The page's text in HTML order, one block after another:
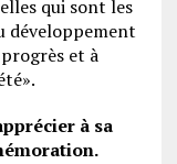
qui sont les
développement
et à
à sa